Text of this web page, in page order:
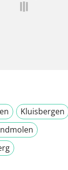
Kluisbergen